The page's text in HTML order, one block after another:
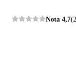
Nota 4,7